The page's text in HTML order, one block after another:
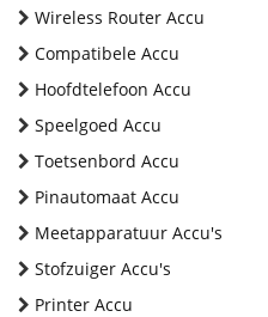
Wireless Router Accu
Compatibele Accu
Hoofdtelefoon Accu
Speelgoed Accu
Toetsenbord Accu
Pinautomaat Accu
Meetapparatuur Accu's
Stofzuiger Accu's
Printer Accu